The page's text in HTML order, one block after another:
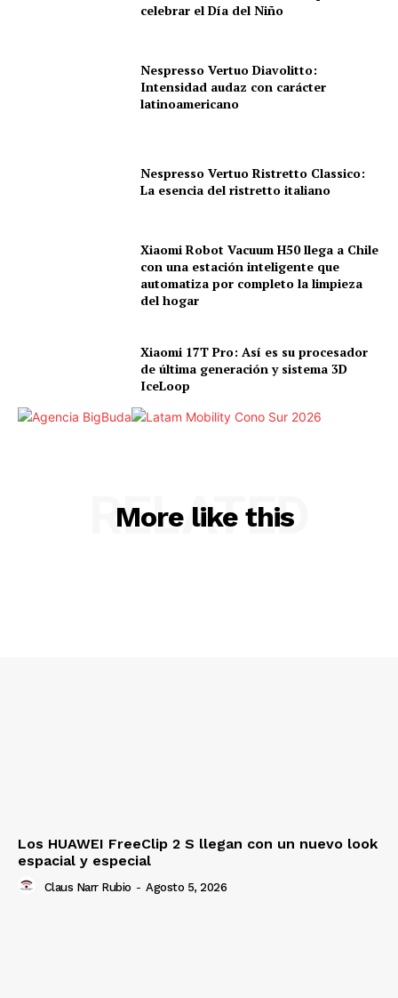
celebrar el Día del Niño
Nespresso Vertuo Diavolitto:
Intensidad audaz con carácter
latinoamericano
Nespresso Vertuo Ristretto Classico:
La esencia del ristretto italiano
Xiaomi Robot Vacuum H50 llega a Chile
con una estación inteligente que
automatiza por completo la limpieza
del hogar
Xiaomi 17T Pro: Así es su procesador
de última generación y sistema 3D
IceLoop
More like this
RELATED
Los HUAWEI FreeClip 2 S llegan con un nuevo look
espacial y especial
Claus Narr Rubio - Agosto 5, 2026